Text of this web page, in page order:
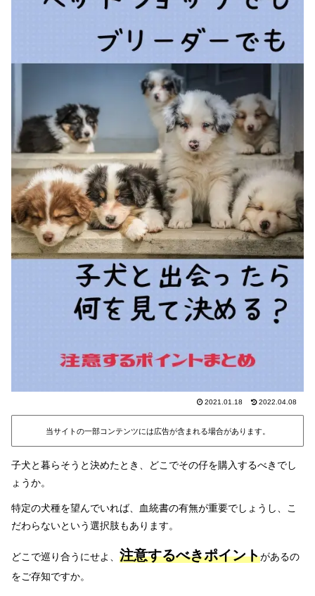
2021.01.18 2022.04.08
当サイトの一部コンテンツには広告が含まれる場合があります。
子犬と暮らそうと決めたとき、どこでその仔を購入するべきでし
ょうか。
特定の犬種を望んでいれば、血統書の有無が重要でしょうし、こ
だわらないという選択肢もあります。
どこで巡り合うにせよ、 注意するべきポイントがあるの
をご存知ですか。